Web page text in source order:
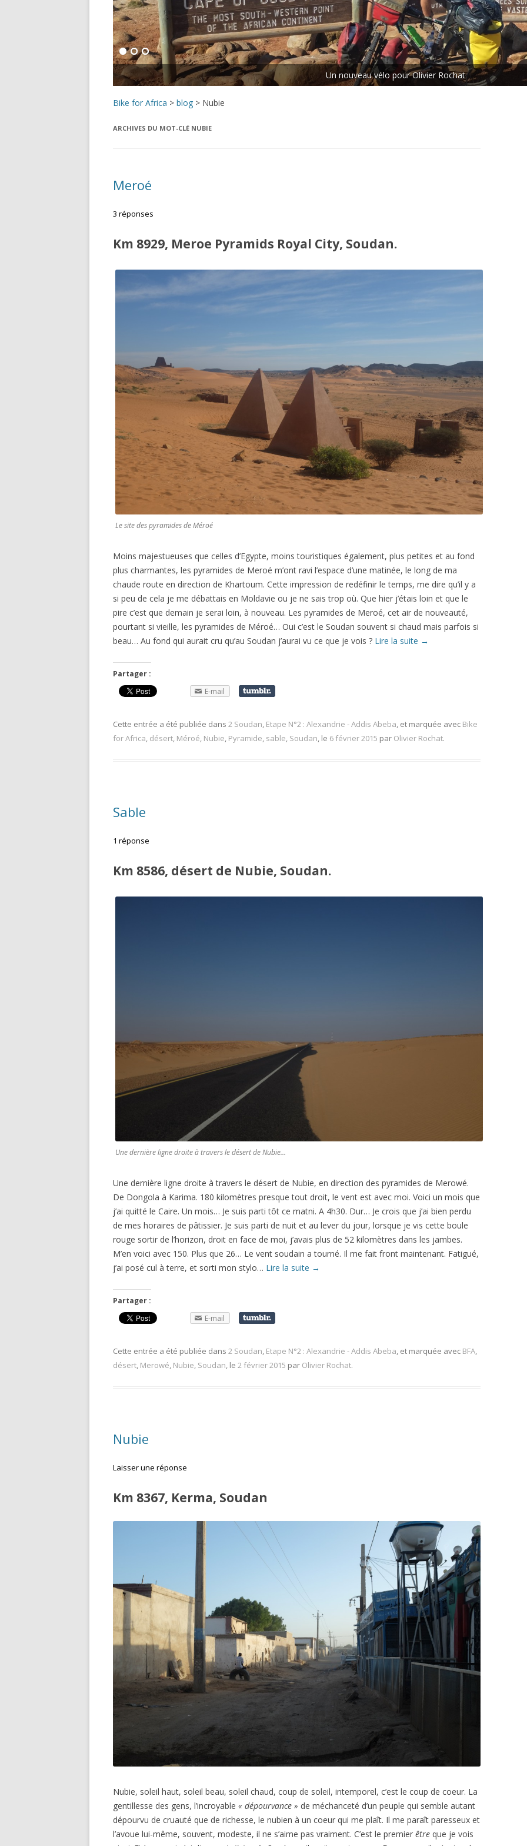
ETAPE N°5 : LES CHUTES
VICTORIA – LE CAP
ETAPE N°6 : LE CAP – MAKOUA
ETAPE N°7 : MAKOUA – ACCRARejoins le peloton.
Bike for Africa > blog > Nubie
ARCHIVES DU MOT-CLÉ NUBIE
Meroé
3 réponses
Km 8929, Meroe Pyramids Royal City, Soudan.
Le site des pyramides de Méroé
Moins majestueuses que celles d’Egypte, moins touristiques également, plus petites et au fond
plus charmantes, les pyramides de Meroé m’ont ravi l’espace d’une matinée, le long de ma
chaude route en direction de Khartoum. Cette impression de redéfinir le temps, me dire qu’il y a
si peu de cela je me débattais en Moldavie ou je ne sais trop où. Que hier j’étais loin et que le
pire c’est que demain je serai loin, à nouveau. Les pyramides de Meroé, cet air de nouveauté,
pourtant si vieille, les pyramides de Méroé… Oui c’est le Soudan souvent si chaud mais parfois si
beau… Au fond qui aurait cru qu’au Soudan j’aurai vu ce que je vois ? Lire la suite →
Partager :
E-mail
Cette entrée a été publiée dans 2 Soudan, Etape N°2 : Alexandrie - Addis Abeba, et marquée avec Bike
for Africa, désert, Méroé, Nubie, Pyramide, sable, Soudan, le 6 février 2015 par Olivier Rochat.
Sable
1 réponse
Km 8586, désert de Nubie, Soudan.
Une dernière ligne droite à travers le désert de Nubie…
Une dernière ligne droite à travers le désert de Nubie, en direction des pyramides de Merowé.
De Dongola à Karima. 180 kilomètres presque tout droit, le vent est avec moi. Voici un mois que
j’ai quitté le Caire. Un mois… Je suis parti tôt ce matni. A 4h30. Dur… Je crois que j’ai bien perdu
de mes horaires de pâtissier. Je suis parti de nuit et au lever du jour, lorsque je vis cette boule
rouge sortir de l’horizon, droit en face de moi, j’avais plus de 52 kilomètres dans les jambes.
M’en voici avec 150. Plus que 26… Le vent soudain a tourné. Il me fait front maintenant. Fatigué,
j’ai posé cul à terre, et sorti mon stylo… Lire la suite →
Partager :
E-mail
Cette entrée a été publiée dans 2 Soudan, Etape N°2 : Alexandrie - Addis Abeba, et marquée avec BFA,
désert, Merowé, Nubie, Soudan, le 2 février 2015 par Olivier Rochat.
Nubie
Laisser une réponse
Km 8367, Kerma, Soudan
Nubie, soleil haut, soleil beau, soleil chaud, coup de soleil, intemporel, c’est le coup de coeur. La
gentillesse des gens, l’incroyable « dépourvance » de méchanceté d’un peuple qui semble autant
dépourvu de cruauté que de richesse, le nubien à un coeur qui me plaît. Il me paraît paresseux et
l’avoue lui-même, souvent, modeste, il ne s’aime pas vraiment. C’est le premier être que je vois